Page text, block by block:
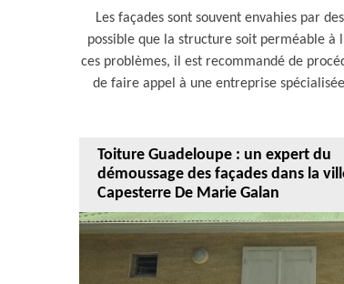
Les façades sont souvent envahies par
possible que la structure soit perméable
ces problèmes, il est recommandé de
de faire appel à une entreprise
Toiture Guadeloupe : un expert du
démoussage des façades dans la
Capesterre De Marie Galan